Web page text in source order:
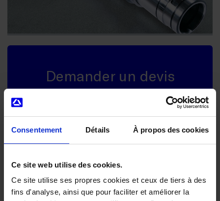
Consentement Détails À propos des cookies
Ce site web utilise des cookies.
Ce site utilise ses propres cookies et ceux de tiers à des
fins d'analyse, ainsi que pour faciliter et améliorer la
Demander un devis
Les champs avec * sont obligatoires
Nom*
Entreprise*